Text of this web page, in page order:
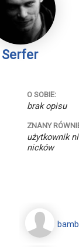
Serfer
O SOBIE:
brak opisu
ZNANY
użytkownik
nicków